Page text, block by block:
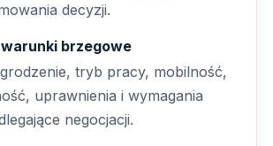
decyzji.
brzegowe
tryb pracy, mobilność,
uprawnienia i wymagania
negocjacji.